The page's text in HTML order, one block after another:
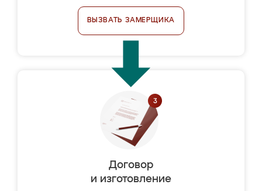
ВЫЗВАТЬ ЗАМЕРЩИКА
Договор
и изготовление